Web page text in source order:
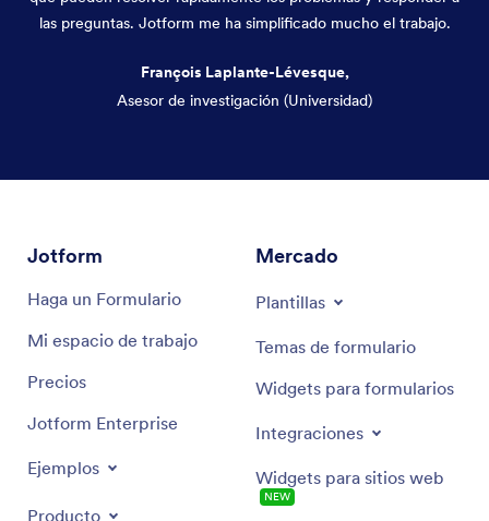
las preguntas. Jotform me ha simplificado mucho el trabajo.
François Laplante-Lévesque,
Asesor de investigación (Universidad)
Jotform
Haga un Formulario
Mi espacio de trabajo
Precios
Jotform Enterprise
Ejemplos
Producto
Mercado
Plantillas
Temas de formulario
Widgets para formularios
Integraciones
Widgets para sitios web
NEW